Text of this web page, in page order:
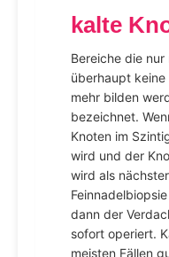
kalte
Bereiche die
überhaupt
mehr bilden
bezeichnet.
Knoten im
wird und der
wird als
dann der
sofort operiert.
meisten Fällen